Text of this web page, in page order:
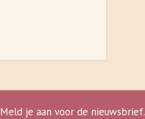
Meld je aan voor de nieuwsbrief.